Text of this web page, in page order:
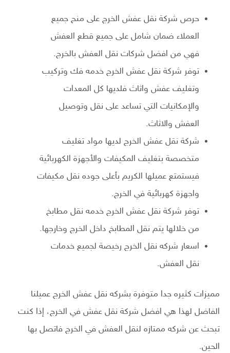
حرص شركة نقل عفش الخرج على منح جميع
العملاء ضمان شامل على جميع قطع العفش
فهي من افضل شركات نقل العفش بالخرج.
توفر شركة نقل عفش الخرج خدمه فك وتركيب
وتغليف عفش واثاث فلديها كل المعدات
والإمكانيات التي تساعد على نقل وتوصيل
العفش والاثاث.
شركة نقل عفش الخرج لديها مواد تغليف
متخصصة بتغليف المكيفات والأجهزة الكهربائية
فيستمتع عميلها الكريم بأعلى جوده نقل مكيفات
واجهزة كهربائية في الخرج.
توفر شركة نقل عفش الخرج خدمه نقل مطابخ
من خلالها يتم نقل المطابخ داخل الخرج وخارجها.
اسعار شركه نقل الخرج رخيصة لجميع خدمات
نقل العفش.
مميزات كثيره جدا متوفرة بشركه نقل عفش الخرج عميلنا
الفاضل لهذا هي افضل شركة نقل عفش في الخرج، إذا كنت
تبحث عن شركه ممتازه لنقل العفش في الخرج فاتصل بها
الحين.